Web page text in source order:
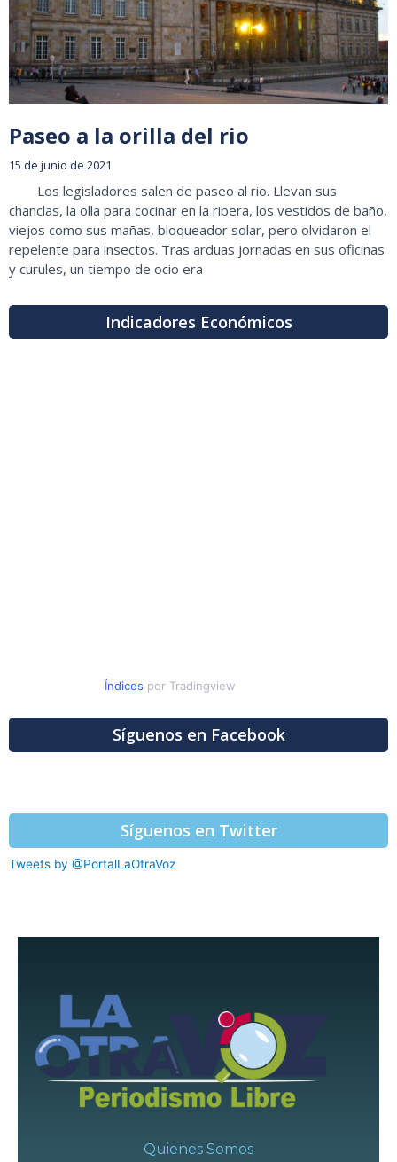
Paseo a la orilla del rio
15 de junio de 2021
Los legisladores salen de paseo al rio. Llevan sus
chanclas, la olla para cocinar en la ribera, los vestidos de baño,
viejos como sus mañas, bloqueador solar, pero olvidaron el
repelente para insectos. Tras arduas jornadas en sus oficinas
y curules, un tiempo de ocio era
Indicadores Económicos
Índices por Tradingview
Síguenos en Facebook
Síguenos en Twitter
Tweets by @PortalLaOtraVoz
Quienes Somos